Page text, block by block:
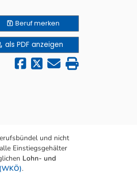
Berufmerken
als PDF anzeigen
und nicht
Einstiegsgehälter
Lohn- und
.